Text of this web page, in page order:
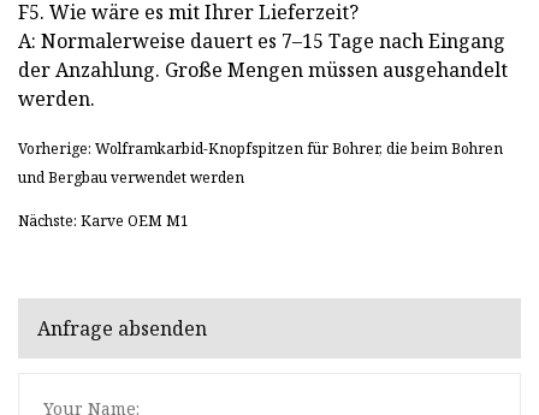
F5. Wie wäre es mit Ihrer Lieferzeit?
A: Normalerweise dauert es 7–15 Tage nach Eingang
der Anzahlung. Große Mengen müssen ausgehandelt
werden.
Vorherige: Wolframkarbid-Knopfspitzen für Bohrer, die beim Bohren
und Bergbau verwendet werden
Nächste: Karve OEM M1
Anfrage absenden